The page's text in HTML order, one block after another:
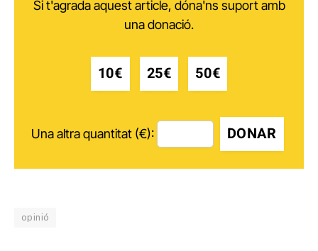
Si t'agrada aquest article, dóna'ns suport amb
una donació.
10€ 25€ 50€
Una altra quantitat (€): DONAR
opinió